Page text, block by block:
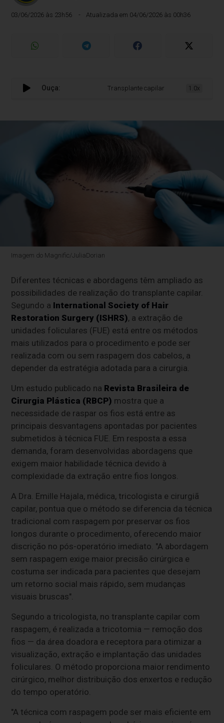
03/06/2026 às 23h56 Atualizada em 04/06/2026 às 00h36
Ouça: Transplante capilar exige escolha
1.0x
Imagem do Magnific/JuliaDorian
Diferentes técnicas e abordagens têm ampliado as
possibilidades de realização do transplante capilar.
Segundo a International Society of Hair
Restoration Surgery (ISHRS), a extração de
unidades foliculares (FUE) está entre os métodos
mais utilizados para o procedimento e pode ser
realizada com ou sem raspagem dos cabelos, a
depender da estratégia adotada para a cirurgia.
Um estudo publicado na Revista Brasileira de
Cirurgia Plástica (RBCP) mostra que a
necessidade de raspar os fios está entre as
principais desvantagens apontadas por pacientes
submetidos à técnica FUE. Em resposta a essa
demanda, foram desenvolvidas abordagens que
exigem maior habilidade técnica devido à
complexidade da extração entre fios longos.
A Dra. Emille Hajala, médica, tricologista e cirurgiã
capilar, pontua que o método se diferencia da técnica
tradicional com raspagem por preservar os fios
longos durante o procedimento, oferecendo maior
discrição no pós-operatório imediato. "A abordagem
sem raspagem exige maior precisão cirúrgica e
costuma ser indicada para pacientes que desejam
um retorno social mais rápido, sem mudanças
visuais bruscas".
Segundo a tricologista, no transplante capilar com
raspagem, é realizada a tricotomia — remoção dos
fios — da área doadora e receptora para otimizar a
visualização, extração e implantação das unidades
foliculares. O método proporciona maior rendimento
cirúrgico, melhor distribuição dos enxertos e redução
do tempo operatório.
"A técnica com raspagem pode ser mais eficiente em